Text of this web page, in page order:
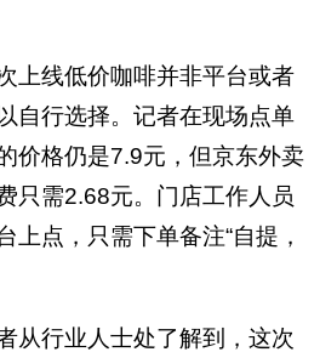
上线低价咖啡并非平台或者
自行选择。记者在现场点单
价格仍是7.9元，但京东外卖
只需2.68元。门店工作人员
上点，只需下单备注“自提，
从行业人士处了解到，这次